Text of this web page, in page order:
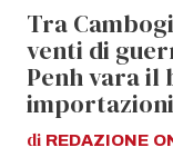
Tra
venti di
Penh vara
di REDAZIONE